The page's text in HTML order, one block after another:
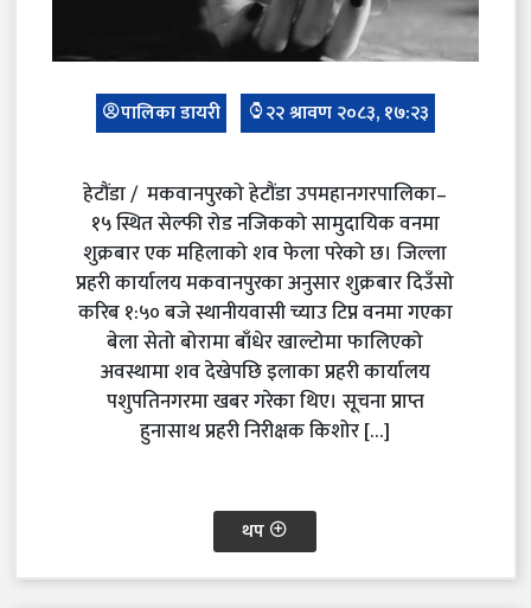
पालिका डायरी २२ श्रावण २०८३, १७:२३
हेटौंडा / मकवानपुरको हेटौंडा उपमहानगरपालिका–
१५ स्थित सेल्फी रोड नजिकको सामुदायिक वनमा
शुक्रबार एक महिलाको शव फेला परेको छ। जिल्ला
प्रहरी कार्यालय मकवानपुरका अनुसार शुक्रबार दिउँसो
करिब १:५० बजे स्थानीयवासी च्याउ टिप्न वनमा गएका
बेला सेतो बोरामा बाँधेर खाल्टोमा फालिएको
अवस्थामा शव देखेपछि इलाका प्रहरी कार्यालय
पशुपतिनगरमा खबर गरेका थिए। सूचना प्राप्त
हुनासाथ प्रहरी निरीक्षक किशोर […]
थप